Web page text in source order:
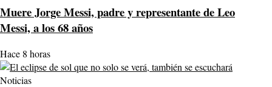
Muere Jorge Messi, padre y representante de Leo
Messi, a los 68 años
Hace 8 horas
Noticias